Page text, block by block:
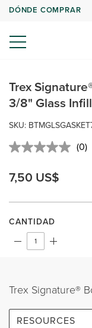
DÓNDE COMPRAR
Trex
3/8" Glass Infill
SKU:
No
(0)
7,50 US$
CANTIDAD
Trex Signature®
RESOURCES